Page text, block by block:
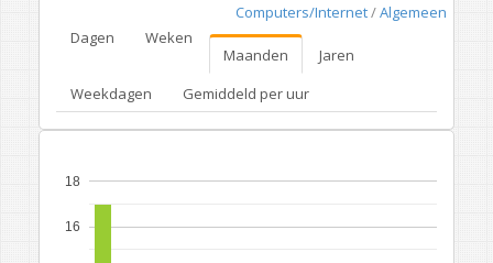
Computers/Internet/Algemeen
Dagen
Weken
Maanden
Jaren
Weekdagen
Gemiddeld per uur
16
18